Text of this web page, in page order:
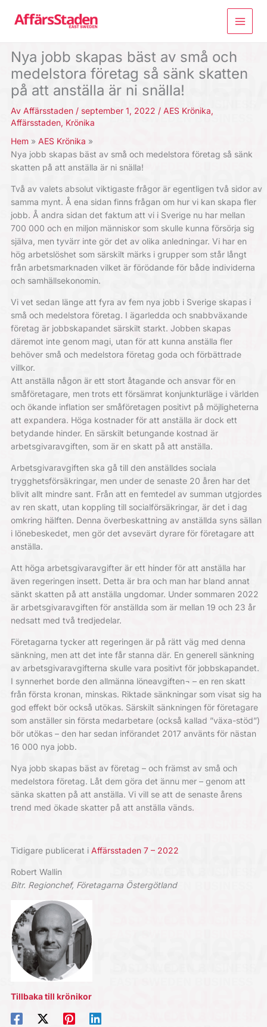
Nya jobb skapas bäst av små och
medelstora företag så sänk skatten
på att anställa är ni snälla!
Av Affärsstaden / september 1, 2022 / AES Krönika,
Affärsstaden, Krönika
Hem
AES Krönika
Nya jobb skapas bäst av små och medelstora företag så sänk
skatten på att anställa är ni snälla!
Två av valets absolut viktigaste frågor är egentligen två sidor av
samma mynt. Å ena sidan finns frågan om hur vi kan skapa fler
jobb. Å andra sidan det faktum att vi i Sverige nu har mellan
700 000 och en miljon människor som skulle kunna försörja sig
själva, men tyvärr inte gör det av olika anledningar. Vi har en
hög arbetslöshet som särskilt märks i grupper som står långt
från arbetsmarknaden vilket är förödande för både individerna
och samhällsekonomin.
Vi vet sedan länge att fyra av fem nya jobb i Sverige skapas i
små och medelstora företag. I ägarledda och snabbväxande
företag är jobbskapandet särskilt starkt. Jobben skapas
däremot inte genom magi, utan för att kunna anställa fler
behöver små och medelstora företag goda och förbättrade
villkor.
Att anställa någon är ett stort åtagande och ansvar för en
småföretagare, men trots ett försämrat konjunkturläge i världen
och ökande inflation ser småföretagen positivt på möjligheterna
att expandera. Höga kostnader för att anställa är dock ett
betydande hinder. En särskilt betungande kostnad är
arbetsgivaravgiften, som är en skatt på att anställa.
Arbetsgivaravgiften ska gå till den anställdes sociala
trygghetsförsäkringar, men under de senaste 20 åren har det
blivit allt mindre sant. Från att en femtedel av summan utgjordes
av ren skatt, utan koppling till socialförsäkringar, är det i dag
omkring hälften. Denna överbeskattning av anställda syns sällan
i lönebeskedet, men gör det avsevärt dyrare för företagare att
anställa.
Att höga arbetsgivaravgifter är ett hinder för att anställa har
även regeringen insett. Detta är bra och man har bland annat
sänkt skatten på att anställa ungdomar. Under sommaren 2022
är arbetsgivaravgiften för anställda som är mellan 19 och 23 år
nedsatt med två tredjedelar.
Företagarna tycker att regeringen är på rätt väg med denna
sänkning, men att det inte får stanna där. En generell sänkning
av arbetsgivaravgifterna skulle vara positivt för jobbskapandet.
I synnerhet borde den allmänna löneavgiften¬ – en ren skatt
från första kronan, minskas. Riktade sänkningar som visat sig ha
god effekt bör också utökas. Särskilt sänkningen för företagare
som anställer sin första medarbetare (också kallad ”växa-stöd”)
bör utökas – den har sedan införandet 2017 använts för nästan
16 000 nya jobb.
Nya jobb skapas bäst av företag – och främst av små och
medelstora företag. Låt dem göra det ännu mer – genom att
sänka skatten på att anställa. Vi vill se att de senaste årens
trend med ökade skatter på att anställa vänds.
Tidigare publicerat i Affärsstaden 7 – 2022
Robert Wallin
Bitr. Regionchef, Företagarna Östergötland
Tillbaka till krönikor